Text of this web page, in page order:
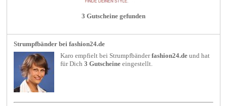
3 Gutscheine gefunden
Strumpfbänder bei fashion24.de
Karo empfielt bei Strumpfbänder fashion24.de und hat
für Dich3 Gutscheine eingestellt.